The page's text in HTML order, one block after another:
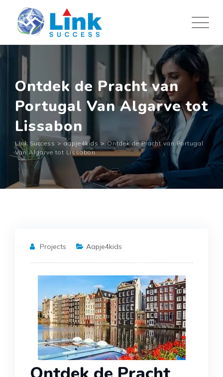
content
Ontdek de Pracht van
Portugal Van Algarve tot
Lissabon
Link Success > aapje4kids >Ontdek de Pracht van Portugal
Van Algarve tot Lissabon
Projects Aapje4kids